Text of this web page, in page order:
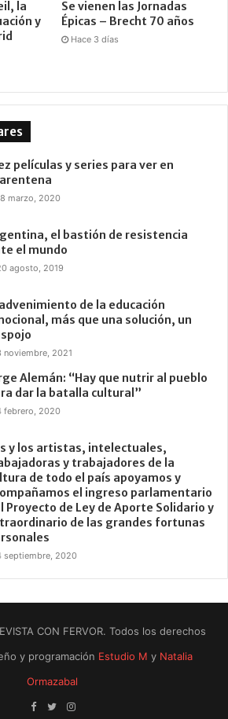
la
y
Se vienen las Jornadas
Épicas – Brecht 70 años
Hace 3 días
películas y series para ver en
marzo, 2020
el bastión de resistencia
el mundo
agosto, 2019
de la educación
más que una solución, un
noviembre, 2021
Alemán: “Hay que nutrir al pueblo
dar la batalla cultural”
febrero, 2020
y los artistas, intelectuales,
y trabajadores de la
de todo el país apoyamos y
el ingreso parlamentario
Proyecto de Ley de Aporte Solidario y
de las grandes fortunas
septiembre, 2020
CON FERVOR. Todos los derechos
y programación Estudio M y Natalia
Ormazabal